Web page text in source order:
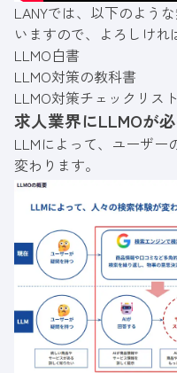
LANYでは、以下のよう
いますので、よろしけれ
LLMO白書
LLMO対策の教科書
LLMO対策チェックリスト
求人業界にLLMOが
LLMによって、ユーザー
変わります。